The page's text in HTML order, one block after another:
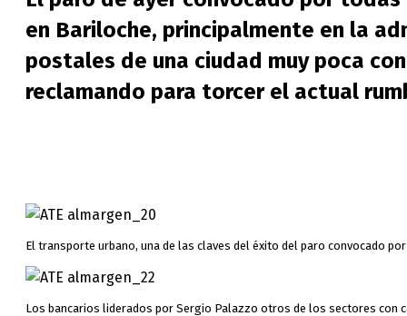
en Bariloche, principalmente en la
postales de una ciudad muy poca
reclamando para torcer el actual
El transporte urbano, una de las claves del éxito del paro convocado
Los bancarios liderados por Sergio Palazzo otros de los sectores con